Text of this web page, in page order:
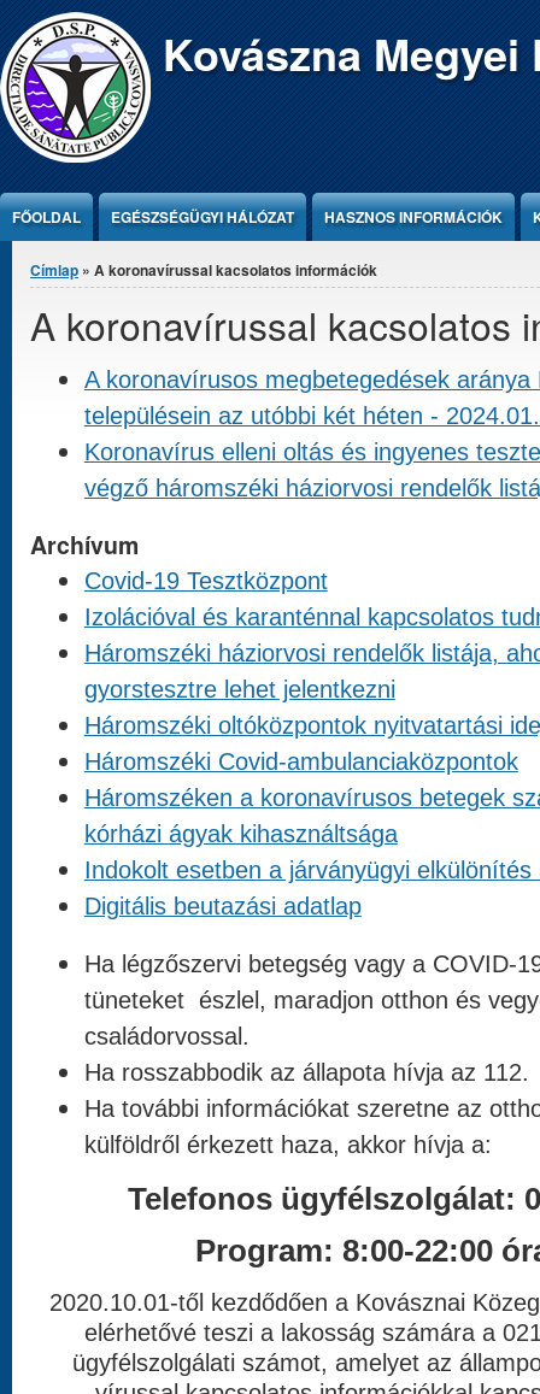
Jump to Content Kovászna
FŐOLDAL EGÉSZSÉGÜGYI HÁLÓZAT HASZNOS INFORMÁCIÓK
Jelenlegi hely
Címlap » A koronavírussal kacsolatos információk
A koronavírussal kacsolatos
A koronavírusos megbetegedések aránya
településein az utóbbi két héten -
Koronavírus elleni oltás és ingyenes
végző háromszéki háziorvosi rendelők
Archívum
Covid-19 Tesztközpont
Izolációval és karanténnal kapcsolatos
Háromszéki háziorvosi rendelők listája,
gyorstesztre lehet jelentkezni
Háromszéki oltóközpontok nyitvatartási
Háromszéki Covid-ambulanciaközpontok
Háromszéken a koronavírusos betegek
kórházi ágyak kihasználtsága
Indokolt esetben a járványügyi elkülönítés
Digitális beutazási adatlap
Ha légzőszervi betegség vagy a COVID-
tüneteket észlel, maradjon otthon és
családorvossal.
Ha rosszabbodik az állapota hívja az 112.
Ha további információkat szeretne az
külföldről érkezett haza, akkor hívja a:
Telefonos ügyfélszolgálat:
Program: 8:00-22:00
2020.10.01-től kezdődően a Kovásznai
elérhetővé teszi a lakosság számára a
ügyfélszolgálati számot, amelyet az